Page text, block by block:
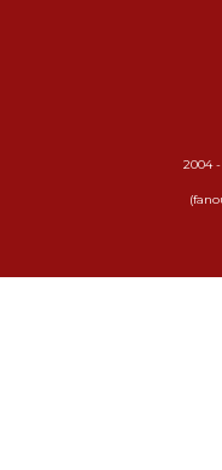
2004